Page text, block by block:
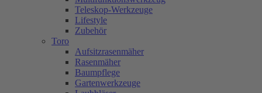
Teleskop-Werkzeuge
Lifestyle
Zubehör
Toro
Aufsitzrasenmäher
Rasenmäher
Baumpflege
Gartenwerkzeuge